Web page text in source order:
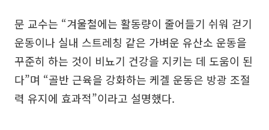
문 교수는 “겨울철에는 활동량이 줄어들기 쉬워 걷기
운동이나 실내 스트레칭 같은 가벼운 유산소 운동을
꾸준히 하는 것이 비뇨기 건강을 지키는 데 도움이 된
다”며 “골반 근육을 강화하는 케겔 운동은 방광 조절
력 유지에 효과적”이라고 설명했다.